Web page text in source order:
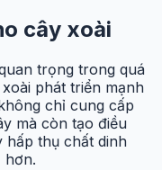
cây xoài
trọng trong quá
phát triển mạnh
chỉ cung cấp
mà còn tạo điều
hấp thụ chất dinh
hơn.